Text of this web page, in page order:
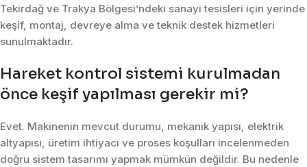
Tekirdağ ve Trakya Bölgesi’ndeki sanayi tesisleri için yerinde
keşif, montaj, devreye alma ve teknik destek hizmetleri
sunulmaktadır.
Hareket kontrol sistemi kurulmadan
önce keşif yapılması gerekir mi?
Evet. Makinenin mevcut durumu, mekanik yapısı, elektrik
altyapısı, üretim ihtiyacı ve proses koşulları incelenmeden
doğru sistem tasarımı yapmak mümkün değildir. Bu nedenle